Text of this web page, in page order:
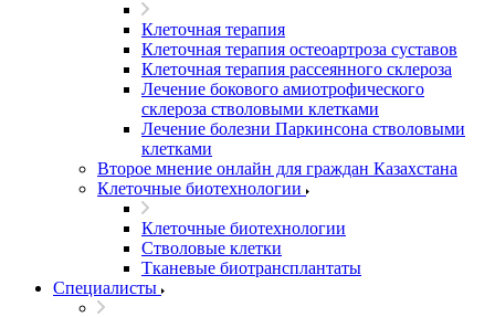
Клеточная терапия
Клеточная терапия остеоартроза суставов
Клеточная терапия рассеянного склероза
Лечение бокового амиотрофического
склероза стволовыми клетками
Лечение болезни Паркинсона стволовыми
клетками
Второе мнение онлайн для граждан Казахстана
Клеточные биотехнологии
Клеточные биотехнологии
Стволовые клетки
Тканевые биотрансплантаты
Специалисты